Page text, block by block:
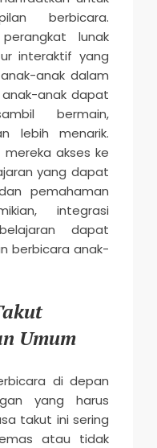
berbicara.
lunak
interaktif yang
anak dalam
anak-anak dapat
bermain,
lebih menarik.
mereka akses ke
yang dapat
pemahaman
integrasi
dapat
berbicara anak-
Umum
di depan
yang harus
takut ini sering
atau tidak